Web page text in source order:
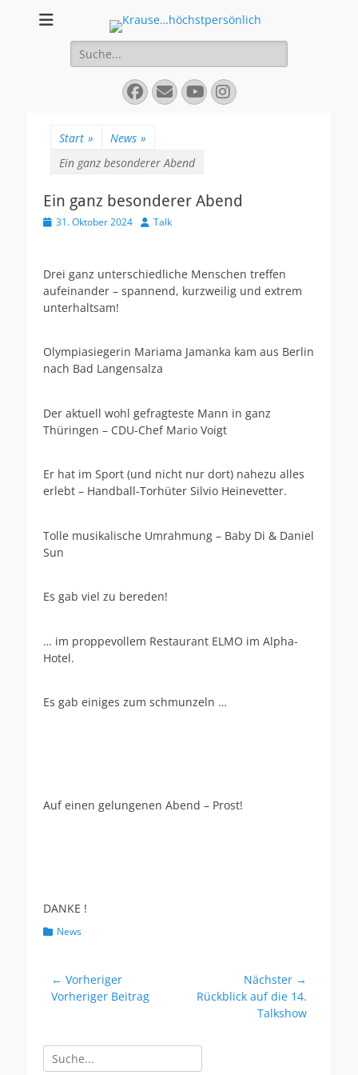
Suchen
nach:
Facebook
E-
Mail
YouTube
Instagram
Start » News »
Ein ganz besonderer Abend
Ein ganz besonderer Abend
Veröffentlicht
31. Oktober 2024 AutorTalk
Drei ganz unterschiedliche Menschen treffen
aufeinander – spannend, kurzweilig und extrem
unterhaltsam!
Olympiasiegerin Mariama Jamanka kam aus Berlin
nach Bad Langensalza
Der aktuell wohl gefragteste Mann in ganz
Thüringen – CDU-Chef Mario Voigt
Er hat im Sport (und nicht nur dort) nahezu alles
erlebt – Handball-Torhüter Silvio Heinevetter.
Tolle musikalische Umrahmung – Baby Di & Daniel
Sun
Es gab viel zu bereden!
… im proppevollem Restaurant ELMO im Alpha-
Hotel.
Es gab einiges zum schmunzeln …
Auf einen gelungenen Abend – Prost!
DANKE !
Kategorien
News
Beitragsnavigation
← Vorheriger
Vorheriger
Vorheriger Beitrag
Nächster →
Nächster
Rückblick auf die 14.
Talkshow
Suchen
nach: